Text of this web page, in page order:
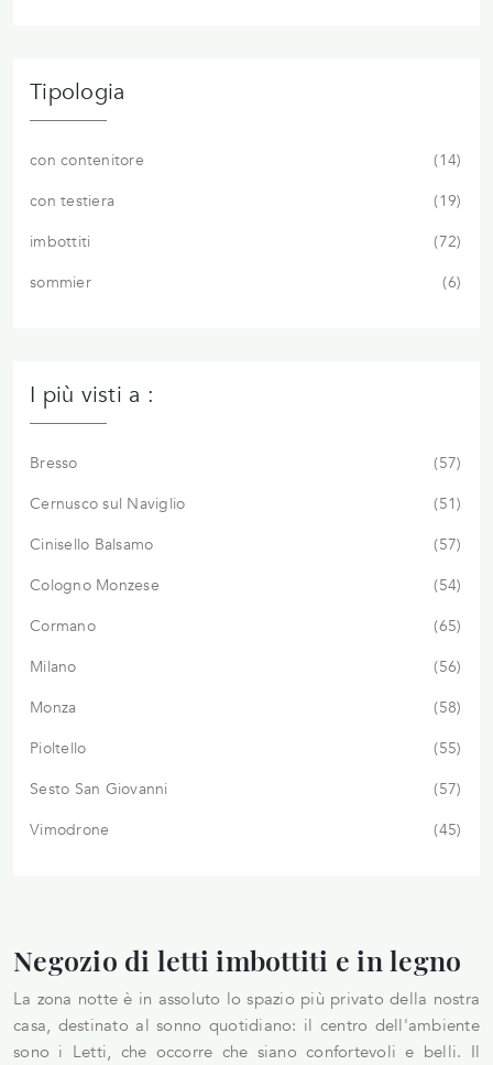
Tipologia
con contenitore
14
con testiera
19
imbottiti
72
sommier
6
I più visti a :
Bresso
57
Cernusco sul Naviglio
51
Cinisello Balsamo
57
Cologno Monzese
54
Cormano
65
Milano
56
Monza
58
Pioltello
55
Sesto San Giovanni
57
Vimodrone
45
Negozio di letti imbottiti e in legno
La zona notte è in assoluto lo spazio più privato della nostra
casa, destinato al sonno quotidiano: il centro dell'ambiente
sono i Letti, che occorre che siano confortevoli e belli. Il